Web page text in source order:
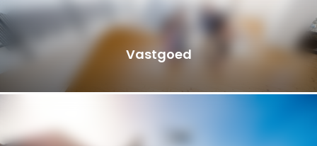
Vastgoed